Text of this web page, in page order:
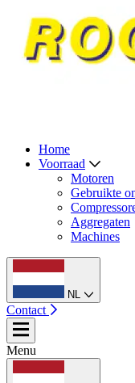
Home
Voorraad
Motoren
Gebruikte
Aggregaten
Machines
NL
Contact
Menu